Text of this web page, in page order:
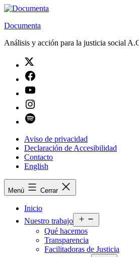
Saltar
contenido
Documenta
Análisis y acción para la justicia social
Aviso de privacidad
Declaración de Accesibilidad
Contacto
English
Menú Cerrar
Inicio
Nuestro trabajo
el
Qué hacemos
Transparencia
Facilitadoras de Justicia